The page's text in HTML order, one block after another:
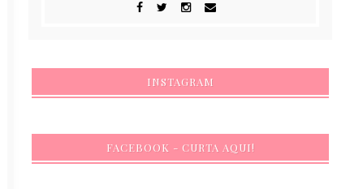
INSTAGRAM
FACEBOOK - CURTA AQUI!